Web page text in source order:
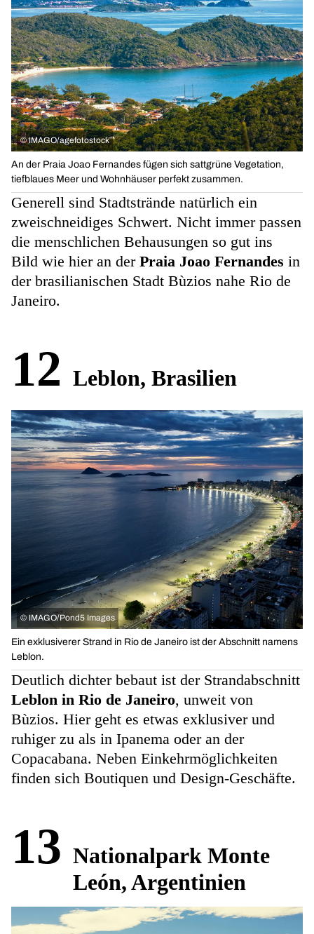
© IMAGO/agefotostock
An der Praia Joao Fernandes fügen sich sattgrüne Vegetation,
tiefblaues Meer und Wohnhäuser perfekt zusammen.
Generell sind Stadtstrände natürlich ein
zweischneidiges Schwert. Nicht immer passen
die menschlichen Behausungen so gut ins
Bild wie hier an der Praia Joao Fernandes in
der brasilianischen Stadt Bùzios nahe Rio de
Janeiro.
12 Leblon, Brasilien
© IMAGO/Pond5 Images
Ein exklusiverer Strand in Rio de Janeiro ist der Abschnitt namens
Leblon.
Deutlich dichter bebaut ist der Strandabschnitt
Leblon in Rio de Janeiro, unweit von
Bùzios. Hier geht es etwas exklusiver und
ruhiger zu als in Ipanema oder an der
Copacabana. Neben Einkehrmöglichkeiten
finden sich Boutiquen und Design-Geschäfte.
13 Nationalpark Monte
León, Argentinien